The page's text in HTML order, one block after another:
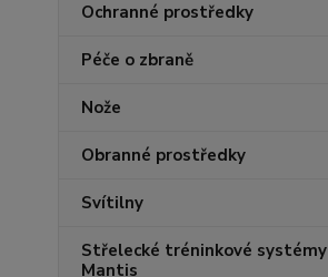
Ochranné prostředky
Péče o zbraně
Nože
Obranné prostředky
Svítilny
Střelecké tréninkové systémy
Mantis